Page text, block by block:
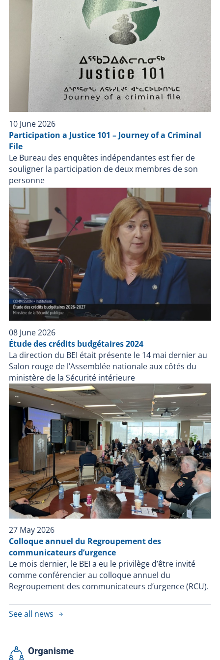
information sur les faits ou sur l’enquête ne sera
divulguée par le BEI.
10 June 2026
Participation a Justice 101 – Journey of a Criminal
File
Le Bureau des enquêtes indépendantes est fier de
souligner la participation de deux membres de son
personne
08 June 2026
Étude des crédits budgétaires 2024
La direction du BEI était présente le 14 mai dernier au
Salon rouge de l’Assemblée nationale aux côtés du
ministère de la Sécurité intérieure
27 May 2026
Colloque annuel du Regroupement des
communicateurs d’urgence
Le mois dernier, le BEI a eu le privilège d’être invité
comme conférencier au colloque annuel du
Regroupement des communicateurs d’urgence (RCU).
See all news
Organisme